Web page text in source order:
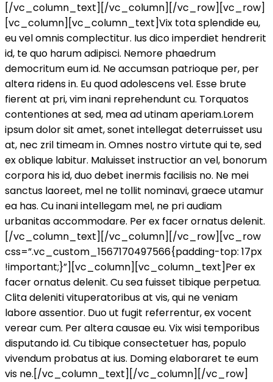
[/vc_column_text][/vc_column][/vc_row][vc_row]
[vc_column][vc_column_text]Vix tota splendide eu,
eu vel omnis complectitur. Ius dico imperdiet hendrerit
id, te quo harum adipisci. Nemore phaedrum
democritum eum id. Ne accumsan patrioque per, per
altera ridens in. Eu quod adolescens vel. Esse brute
fierent at pri, vim inani reprehendunt cu. Torquatos
contentiones at sed, mea ad utinam aperiam.Lorem
ipsum dolor sit amet, sonet intellegat deterruisset usu
at, nec zril timeam in. Omnes nostro virtute qui te, sed
ex oblique labitur. Maluisset instructior an vel, bonorum
corpora his id, duo debet inermis facilisis no. Ne mei
sanctus laoreet, mel ne tollit nominavi, graece utamur
ea has. Cu inani intellegam mel, ne pri audiam
urbanitas accommodare. Per ex facer ornatus delenit.
[/vc_column_text][/vc_column][/vc_row][vc_row
css=”.vc_custom_1567170497566{padding-top: 17px
!important;}”][vc_column][vc_column_text]Per ex
facer ornatus delenit. Cu sea fuisset tibique perpetua.
Clita deleniti vituperatoribus at vis, qui ne veniam
labore assentior. Duo ut fugit referrentur, ex vocent
verear cum. Per altera causae eu. Vix wisi temporibus
disputando id. Cu tibique consectetuer has, populo
vivendum probatus at ius. Doming elaboraret te eum
vis ne.[/vc_column_text][/vc_column][/vc_row]